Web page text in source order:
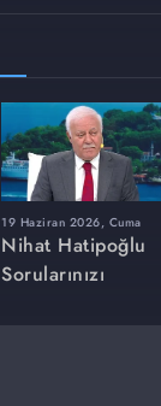
19 Haziran 2026, Cuma
Nihat Hatipoğlu
Sorularınızı